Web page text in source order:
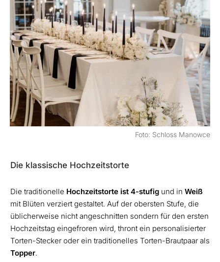
Foto: Schloss Manowce
Die klassische Hochzeitstorte
Die traditionelle Hochzeitstorte ist 4-stufig und in Weiß
mit Blüten verziert gestaltet. Auf der obersten Stufe, die
üblicherweise nicht angeschnitten sondern für den ersten
Hochzeitstag eingefroren wird, thront ein personalisierter
Torten-Stecker oder ein traditionelles Torten-Brautpaar als
Topper.